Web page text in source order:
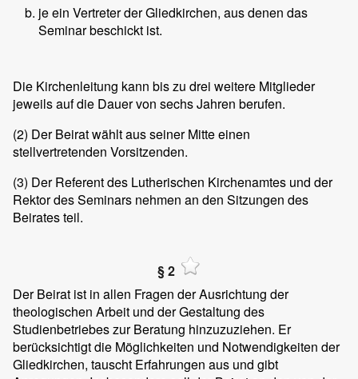
je ein Vertreter der Gliedkirchen, aus denen das
Seminar beschickt ist.
Die Kirchenleitung kann bis zu drei weitere Mitglieder
jeweils auf die Dauer von sechs Jahren berufen.
(2) Der Beirat wählt aus seiner Mitte einen
stellvertretenden Vorsitzenden.
(3) Der Referent des Lutherischen Kirchenamtes und der
Rektor des Seminars nehmen an den Sitzungen des
Beirates teil.
§ 2
Der Beirat ist in allen Fragen der Ausrichtung der
theologischen Arbeit und der Gestaltung des
Studienbetriebes zur Beratung hinzuzuziehen. Er
berücksichtigt die Möglichkeiten und Notwendigkeiten der
Gliedkirchen, tauscht Erfahrungen aus und gibt